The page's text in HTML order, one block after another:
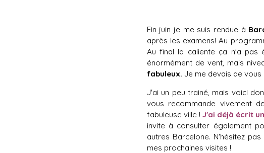
Fin juin je me suis rendue à
après les examens! Au
Au final la caliente ça n'a
énormément de vent, mais
fabuleux. Je me devais de vous
J'ai un peu trainé, mais voici
vous recommande vivement
fabuleuse ville ! J'ai déjà écrit
invite à consulter également
autres Barcelone. N'hésitez
mes prochaines visites !